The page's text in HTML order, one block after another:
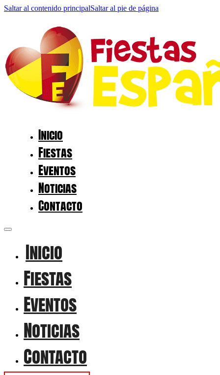
Saltar al contenido principalSaltar al pie de página
Inicio
Fiestas
Eventos
Noticias
Contacto
Inicio
Fiestas
Eventos
Noticias
Contacto